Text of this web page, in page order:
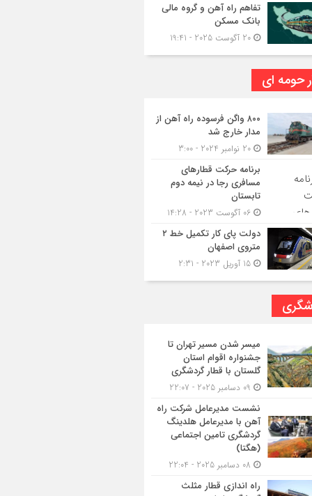
تفاهم راه آهن و گروه مالی
بانک مسکن
حومه ای
۸۰۰ واگن فرسوده راه آهن از
مدار خارج شد
برنامه حرکت قطارهای
مسافری رجا در نیمه دوم
تابستان
دولت پای کار تکمیل خط ۲
متروی اصفهان
میسر شدن مسیر تهران تا
جشنواره اقوام استان
گلستان با قطار گردشگری
نشست مدیرعامل شرکت راه
آهن با مدیرعامل هلدینگ
گردشگری تامین اجتماعی
(هگتا)
راه اندازی قطار مثلث